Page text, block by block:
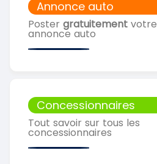
Annonce auto
Poster gratuitement votre
annonce auto
Concessionnaires
Tout savoir sur tous les
concessionnaires